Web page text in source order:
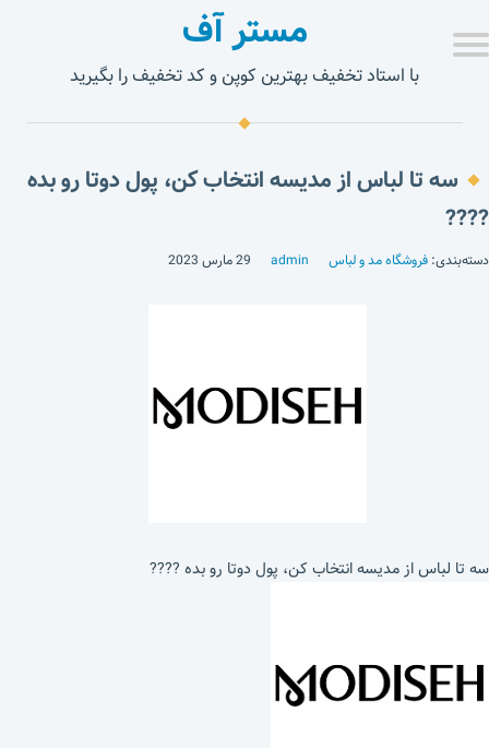
مستر آف
با استاد تخفیف بهترین کوپن و کد تخفیف را بگیرید
سه تا لباس از مدیسه انتخاب کن، پول دوتا رو بده
????
دسته‌بندی: فروشگاه مد و لباس admin 29 مارس 2023
سه تا لباس از مدیسه انتخاب کن، پول دوتا رو بده ????